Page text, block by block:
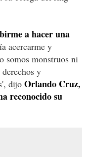
a hacer una
acercarme y
somos monstruos ni
y
dijo Orlando Cruz,
reconocido su